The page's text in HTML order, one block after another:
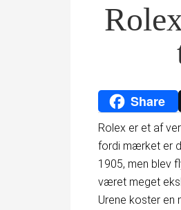
Share
Rolex er et af
fordi mærket er
1905, men blev
været meget
Urene koster en